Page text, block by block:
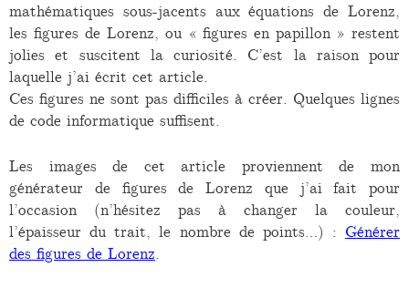
mathématiques sous-jacents aux équations de Lorenz,
les figures de Lorenz, ou « figures en papillon » restent
jolies et suscitent la curiosité. C’est la raison pour
laquelle j’ai écrit cet article.
Ces figures ne sont pas difficiles à créer. Quelques lignes
de code informatique suffisent.
Les images de cet article proviennent de mon
générateur de figures de Lorenz que j’ai fait pour
l’occasion (n’hésitez pas à changer la couleur,
l’épaisseur du trait, le nombre de points…) : Générer
des figures de Lorenz